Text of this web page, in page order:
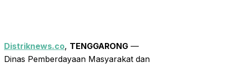
Distriknews.co, TENGGARONG —
Dinas Pemberdayaan Masyarakat dan